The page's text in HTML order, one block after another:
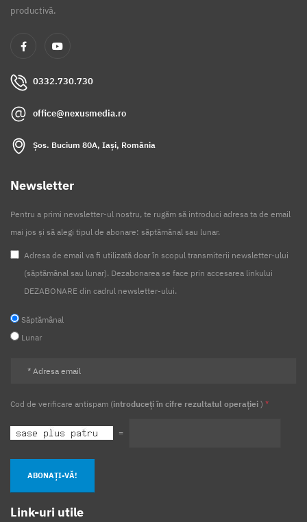
productivă.
0332.730.730
office@nexusmedia.ro
Șos. Bucium 80A, Iași, România
Newsletter
Pentru a primi newsletter-ul nostru, te rugăm să introduci adresa ta de email
mai jos și să alegi tipul de abonare: săptămânal sau lunar.
Adresa de email va fi utilizată doar în scopul transmiterii newsletter-ului
(săptămânal sau lunar). Dezabonarea se face prin accesarea linkului
DEZABONARE din cadrul newsletter-ului.
Săptămânal
Lunar
Cod de verificare antispam (introduceți în cifre rezultatul operației ) *
=
ABONAȚI-VĂ!
Link-uri utile